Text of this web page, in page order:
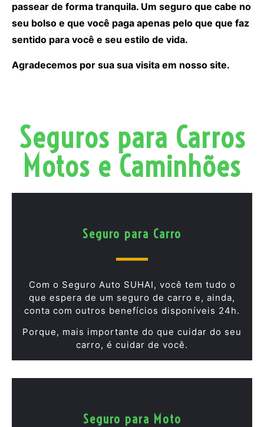
passear de forma tranquila. Um seguro que cabe no
seu bolso e que você paga apenas pelo que que faz
sentido para você e seu estilo de vida.
Agradecemos por sua sua visita em nosso site.
Seguros para Carros
Motos e Caminhões
Seguro para Carro
Com o Seguro Auto SUHAI, você tem tudo o
que espera de um seguro de carro e, ainda,
conta com outros benefícios disponíveis 24h.
Porque, mais importante do que cuidar do seu
carro, é cuidar de você.
Seguro para Moto